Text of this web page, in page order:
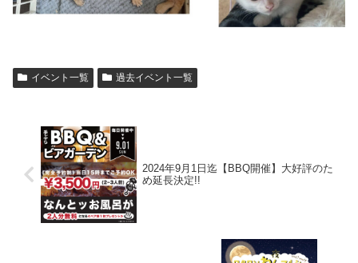
イベント一覧 過去イベント一覧
2024年9月1日迄【BBQ開催】大好評のた
め延長決定!!